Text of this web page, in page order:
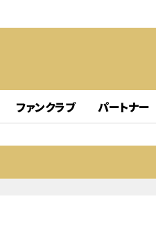
ファンクラブ パートナー